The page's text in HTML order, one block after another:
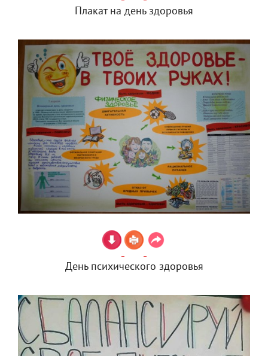
Плакат на день здоровья
День психического здоровья